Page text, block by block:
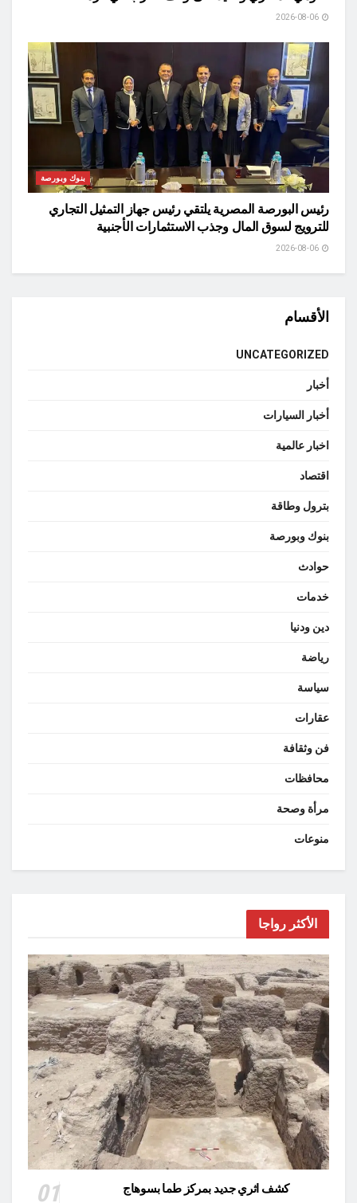
بنوك وبورصة
رئيس البورصة المصرية يلتقي رئيس جهاز التمثيل التجاري
للترويج لسوق المال وجذب الاستثمارات الأجنبية
الأقسام
UNCATEGORIZED
أخبار
أخبار السيارات
اخبار عالمية
اقتصاد
بترول وطاقة
بنوك وبورصة
حوادث
خدمات
دين ودنيا
رياضة
سياسة
عقارات
فن وثقافة
محافظات
مرأة وصحة
منوعات
الأكثر رواجا
كشف اثري جديد بمركز طما بسوهاج